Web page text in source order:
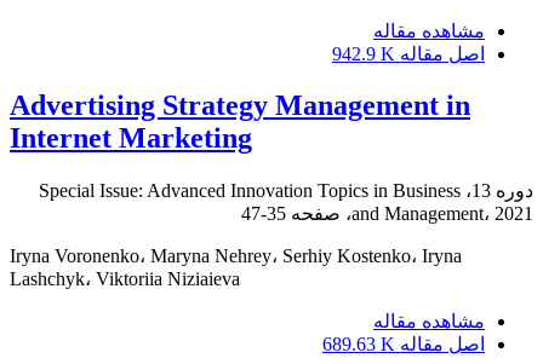
مشاهده مقاله
اصل مقاله 942.9 K
Advertising Strategy Management in
Internet Marketing
دوره 13، Special Issue: Advanced Innovation Topics in Business
and Management، 2021، صفحه
35-47
Iryna Voronenko، Maryna Nehrey، Serhiy Kostenko، Iryna
Lashchyk، Viktoriia Niziaieva
مشاهده مقاله
اصل مقاله 689.63 K